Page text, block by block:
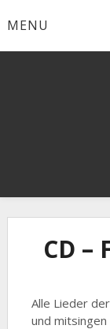
toMENU
CD –
Alle Lieder
und mitsingen